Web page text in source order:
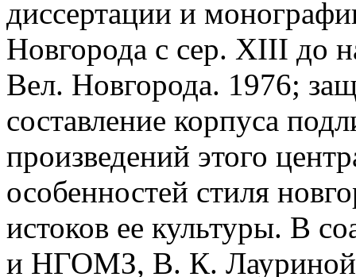
диссертации и
Новгорода с сер. XIII до
Вел. Новгорода. 1976;
составление корпуса
произведений этого
особенностей стиля
истоков ее культуры. В
и НГОМЗ, В. К. Лауриной